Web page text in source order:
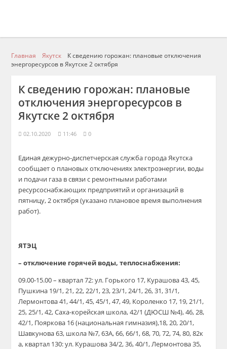
Главная Якутск
К сведению горожан: плановые отключения
энергоресурсов в Якутске 2 октября
К сведению горожан: плановые
отключения энергоресурсов в
Якутске 2 октября
02.10.2020 11:46 0
Единая дежурно-диспетчерская служба города Якутска
сообщает о плановых отключениях электроэнергии, воды
и подачи газа в связи с ремонтными работами
ресурсоснабжающих предприятий и организаций в
пятницу, 2 октября (указано плановое время выполнения
работ).
ЯТЭЦ
– отключение горячей воды, теплоснабжения:
09.00-15.00 – квартал 72: ул. Горького 17, Курашова 43, 45,
Пушкина 19/1, 21, 22, 22/1, 23, 23/1, 24/1, 26, 31, 31/1,
Лермонтова 41, 44/1, 45, 45/1, 47, 49, Короленко 17, 19, 21/1,
25, 25/1, 42, Саха-корейская школа, 42/1 (ДЮСШ №4), 46, 28,
42/1, Пояркова 16 (национальная гимназия),18, 20, 20/1,
Шавкунова 63, школа №7, 63А, 66, 66/1, 68, 70, 72, 74, 80, 82к
а, квартал 130: ул. Курашова 34/2, 36, 40/1, Лермонтова 35,